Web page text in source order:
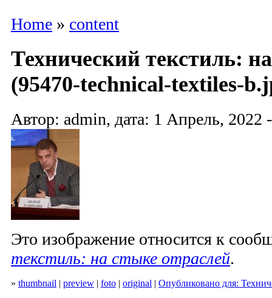
Home » content
Технический текстиль:
(95470-technical-textiles-
Автор: admin, дата: 1 Апрель, 2022
Это изображение относится к
текстиль: на стыке отраслей.
» thumbnail | preview | foto | original | Опубликовано для: